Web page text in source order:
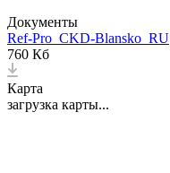
Документы
Ref-Pro_CKD-Blansko_RU
760 Кб
Карта
загрузка карты...